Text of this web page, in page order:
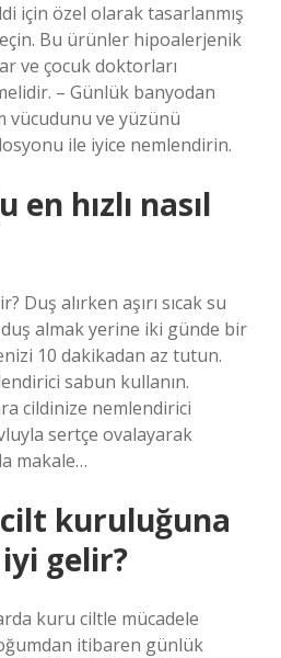
için özel olarak tasarlanmış
Bu ürünler hipoalerjenik
ve çocuk doktorları
– Günlük banyodan
vücudunu ve yüzünü
ile iyice nemlendirin.
hızlı nasıl
Duş alırken aşırı sıcak su
almak yerine iki günde bir
10 dakikadan az tutun.
sabun kullanın.
cildinize nemlendirici
sertçe ovalayarak
makale…
kuruluğuna
gelir?
kuru ciltle mücadele
itibaren günlük